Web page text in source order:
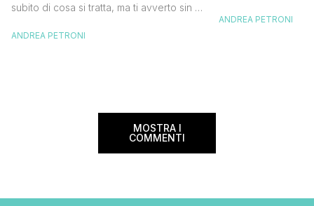
subito di cosa si tratta, ma ti avverto sin da
tantissimo perché ti permetterà di
ANDREA PETRONI
meravigliosi del
ANDREA PETRONI
MOSTRA I
COMMENTI